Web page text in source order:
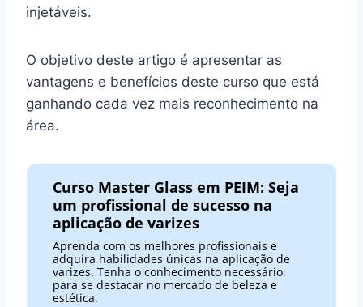
injetáveis.
O objetivo deste artigo é apresentar as
vantagens e benefícios deste curso que está
ganhando cada vez mais reconhecimento na
área.
Curso Master Glass em PEIM: Seja
um profissional de sucesso na
aplicação de varizes
Aprenda com os melhores profissionais e
adquira habilidades únicas na aplicação de
varizes. Tenha o conhecimento necessário
para se destacar no mercado de beleza e
estética.